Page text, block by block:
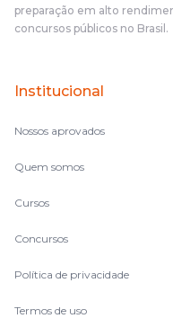
preparação em alto
concursos públicos no Brasil.
Institucional
Nossos aprovados
Quem somos
Cursos
Concursos
Política de privacidade
Termos de uso